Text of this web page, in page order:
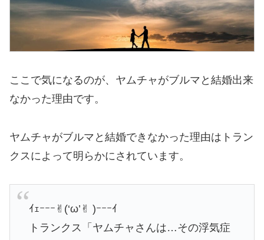
ここで気になるのが、ヤムチャがブルマと結婚出来
なかった理由です。
ヤムチャがブルマと結婚できなかった理由はトラン
クスによって明らかにされています。
ｲｪｰｰｰ✌︎(‘ω’✌︎ )ｰｰｰｲ
トランクス「ヤムチャさんは…その浮気症